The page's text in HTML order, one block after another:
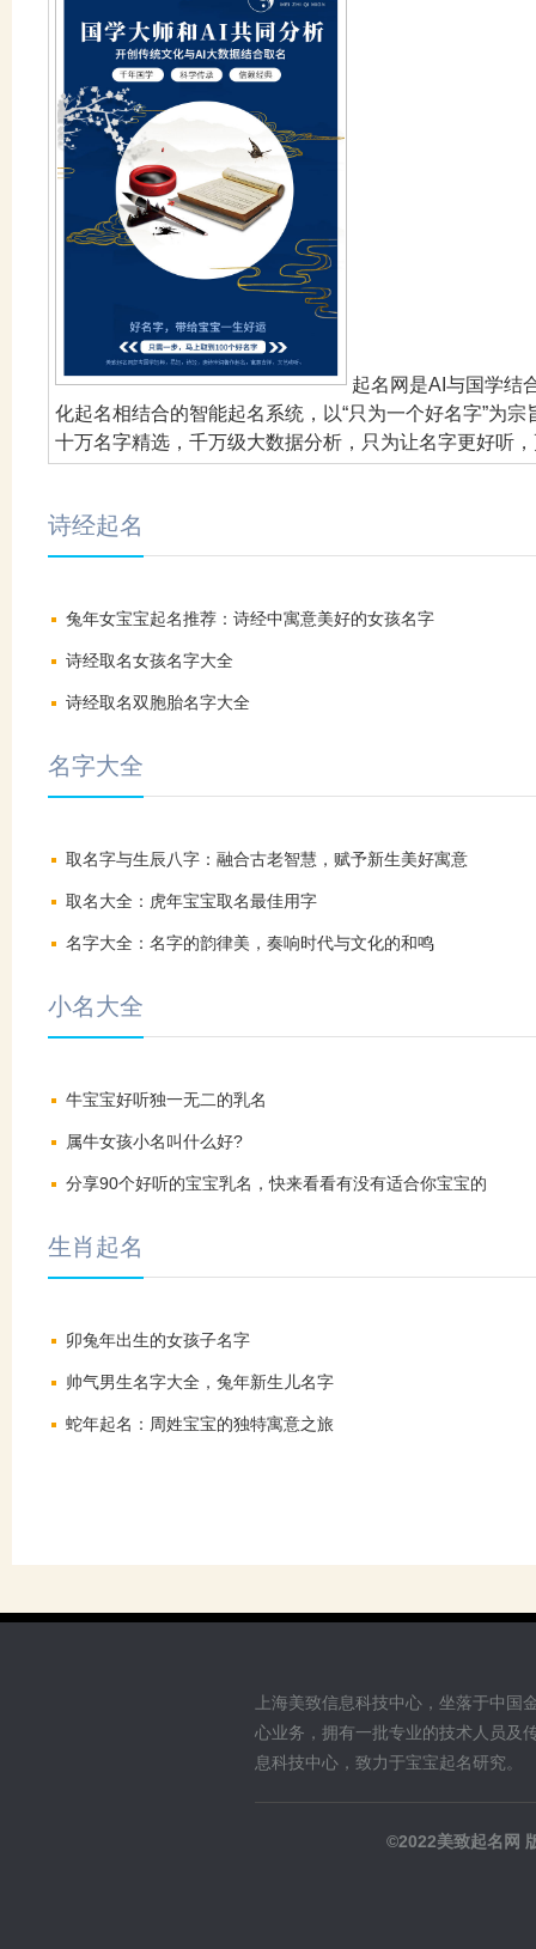
起名网是AI与国学结
化起名相结合的智能起名系统，以“只为一个好名字”为
十万名字精选，千万级大数据分析，只为让名字更好听
诗经起名
兔年女宝宝起名推荐：诗经中寓意美好的女孩名字
诗经取名女孩名字大全
诗经取名双胞胎名字大全
名字大全
取名字与生辰八字：融合古老智慧，赋予新生美好寓意
取名大全：虎年宝宝取名最佳用字
名字大全：名字的韵律美，奏响时代与文化的和鸣
小名大全
牛宝宝好听独一无二的乳名
属牛女孩小名叫什么好?
分享90个好听的宝宝乳名，快来看看有没有适合你宝宝的
生肖起名
卯兔年出生的女孩子名字
帅气男生名字大全，兔年新生儿名字
蛇年起名：周姓宝宝的独特寓意之旅
上海美致信息科技中心，坐落于中
心业务，拥有一批专业的技术人员及
息科技中心，致力于宝宝起名研究。
©2022美致起名网